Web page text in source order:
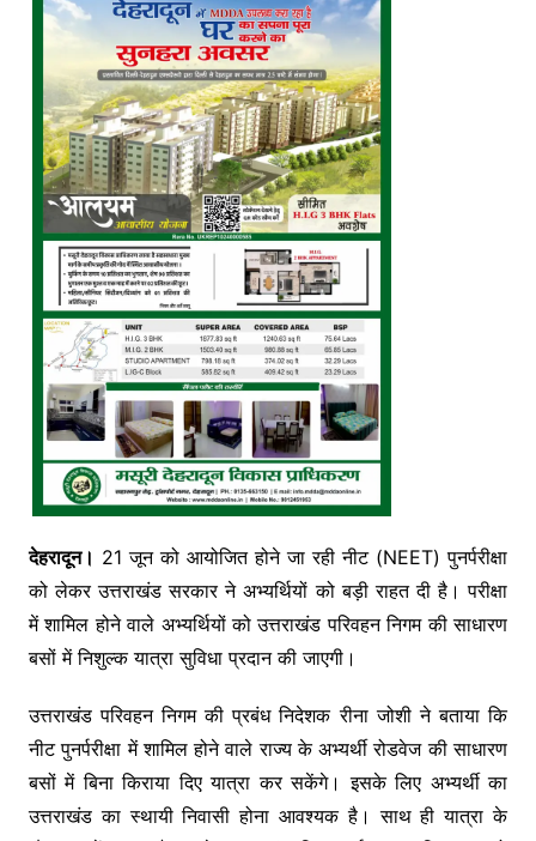
देहरादून। 21 जून को आयोजित होने जा रही नीट (NEET) पुनर्परीक्षा
को लेकर उत्तराखंड सरकार ने अभ्यर्थियों को बड़ी राहत दी है। परीक्षा
में शामिल होने वाले अभ्यर्थियों को उत्तराखंड परिवहन निगम की साधारण
बसों में निशुल्क यात्रा सुविधा प्रदान की जाएगी।
उत्तराखंड परिवहन निगम की प्रबंध निदेशक रीना जोशी ने बताया कि
नीट पुनर्परीक्षा में शामिल होने वाले राज्य के अभ्यर्थी रोडवेज की साधारण
बसों में बिना किराया दिए यात्रा कर सकेंगे। इसके लिए अभ्यर्थी का
उत्तराखंड का स्थायी निवासी होना आवश्यक है। साथ ही यात्रा के